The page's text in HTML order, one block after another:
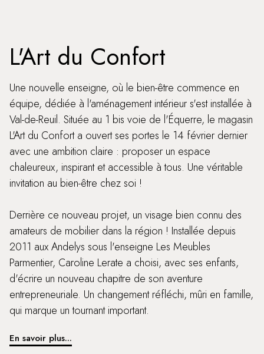
L'Art du Confort
Une nouvelle enseigne, où le bien-être commence en
équipe, dédiée à l'aménagement intérieur s'est installée à
Val-de-Reuil. Située au 1 bis voie de l'Équerre, le magasin
L'Art du Confort a ouvert ses portes le 14 février dernier
avec une ambition claire : proposer un espace
chaleureux, inspirant et accessible à tous. Une véritable
invitation au bien-être chez soi !
Derrière ce nouveau projet, un visage bien connu des
amateurs de mobilier dans la région ! Installée depuis
2011 aux Andelys sous l'enseigne Les Meubles
Parmentier, Caroline Lerate a choisi, avec ses enfants,
d'écrire un nouveau chapitre de son aventure
entrepreneuriale. Un changement réfléchi, mûri en famille,
qui marque un tournant important.
En savoir plus...